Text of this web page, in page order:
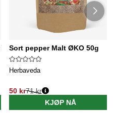
Sort pepper Malt ØKO 50g
Herbaveda
50 kr71 kr
KJØP NÅ